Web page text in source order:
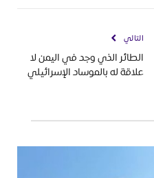
التالي
الطائر الذي وجد في اليمن لا
علاقة له بالموساد الإسرائيلي